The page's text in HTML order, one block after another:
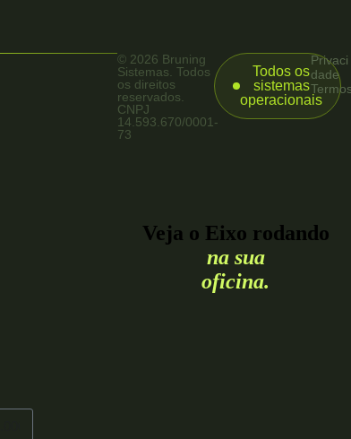
© 2026 Bruning
Sistemas. Todos
os direitos
reservados.
CNPJ
14.593.670/0001-
73
Todos os
sistemas
operacionais
Privaci
dade
Veja o Eixo rodando
na sua
oficina.